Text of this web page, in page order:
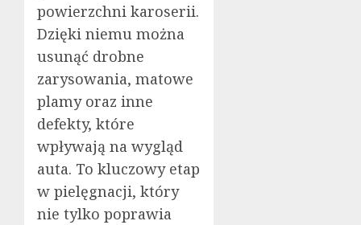
powierzchni karoserii.
Dzięki niemu można
usunąć drobne
zarysowania, matowe
plamy oraz inne
defekty, które
wpływają na wygląd
auta. To kluczowy etap
w pielęgnacji, który
nie tylko poprawia